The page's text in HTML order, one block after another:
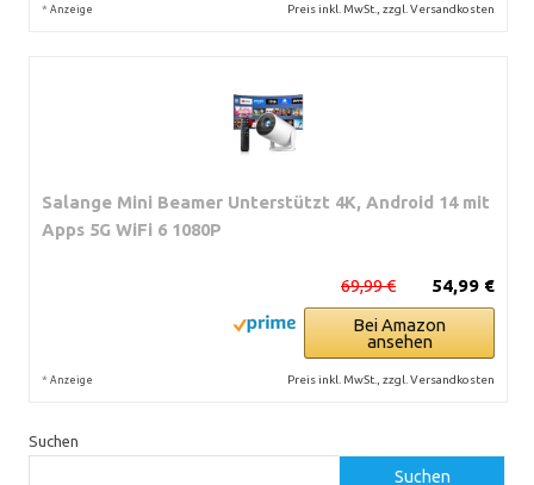
* Anzeige Preis inkl. MwSt., zzgl. Versandkosten
Salange Mini Beamer Unterstützt 4K, Android 14 mit
Apps 5G WiFi 6 1080P
54,99 €
69,99 €
Bei Amazon
ansehen
* Anzeige Preis inkl. MwSt., zzgl. Versandkosten
Suchen
Suchen